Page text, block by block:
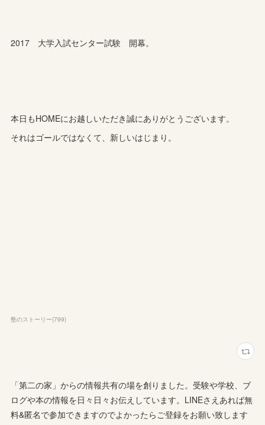
2017 大学入試センター試験 開幕。
本日もHOMEにお越しいただき誠にありがとうございます。
それはゴールではなくて、新しいはじまり。
塾のストーリー(799)
「第二の家」からの情報共有の場を創りました。受験や学校、ブ
ログや本の情報を日々日々お伝えしています。LINEさえあれば無
料&匿名で参加できますのでよかったらご登録をお願い致します